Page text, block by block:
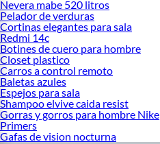
Nevera mabe 520 litros
Pelador de verduras
Cortinas elegantes para sala
Redmi 14c
Botines de cuero para hombre
Closet plastico
Carros a control remoto
Baletas azules
Espejos para sala
Shampoo elvive caida resist
Gorras y gorros para hombre Nike
Primers
Gafas de vision nocturna